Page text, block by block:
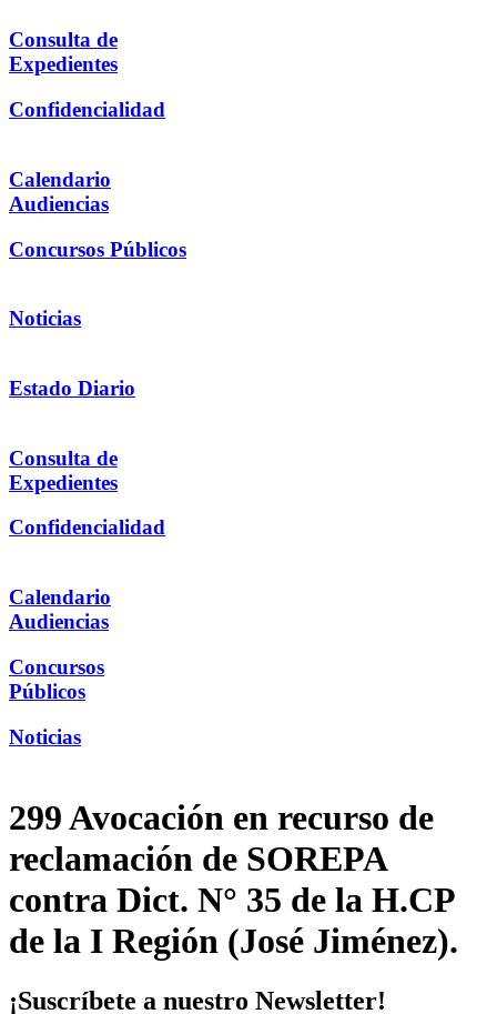
Consulta de
Expedientes
Confidencialidad
Calendario
Audiencias
Concursos Públicos
Noticias
Estado Diario
Consulta de
Expedientes
Confidencialidad
Calendario
Audiencias
Concursos
Públicos
Noticias
299 Avocación en recurso de
reclamación de SOREPA
contra Dict. N° 35 de la H.CP
de la I Región (José Jiménez).
¡Suscríbete a nuestro Newsletter!